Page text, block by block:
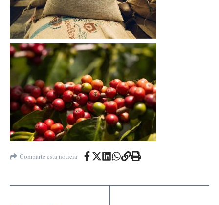
Comparte esta noticia